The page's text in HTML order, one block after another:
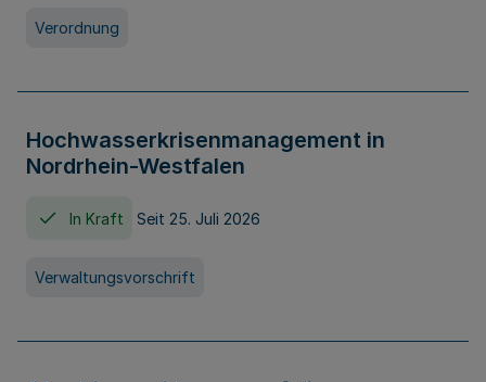
Verordnung
Hochwasserkrisenmanagement in
Nordrhein-Westfalen
In Kraft Seit 25. Juli 2026
Verwaltungsvorschrift